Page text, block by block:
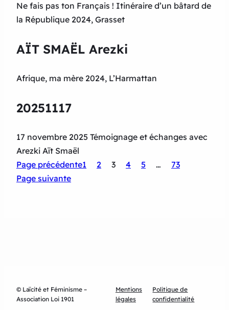
Ne fais pas ton Français ! Itinéraire d’un bâtard de
la République 2024, Grasset
AÏT SMAËL Arezki
Afrique, ma mère 2024, L’Harmattan
20251117
17 novembre 2025 Témoignage et échanges avec
Arezki Aït Smaël
Page précédente1 2 3 4 5 …
73
Page suivante
© Laïcité et Féminisme –
Association Loi 1901
Mentions
légales
Politique de
confidentialité